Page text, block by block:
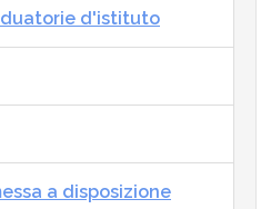
d'istituto
a disposizione